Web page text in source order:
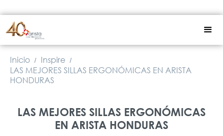
Inicio / Inspire /
LAS MEJORES SILLAS ERGONÓMICAS EN ARISTA
HONDURAS
LAS MEJORES SILLAS ERGONÓMICAS
EN ARISTA HONDURAS